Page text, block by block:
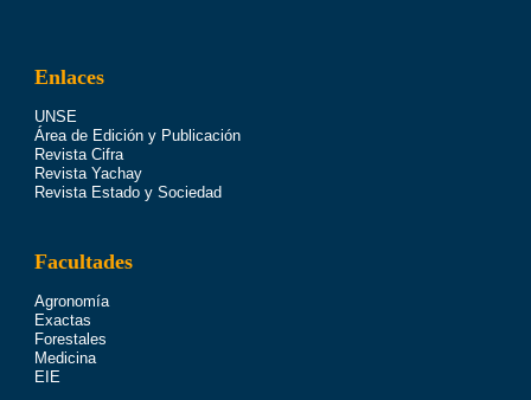
Enlaces
UNSE
Área de Edición y Publicación
Revista Cifra
Revista Yachay
Revista Estado y Sociedad
Facultades
Agronomía
Exactas
Forestales
Medicina
EIE